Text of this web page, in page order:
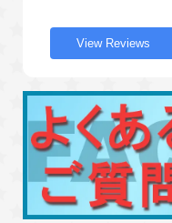
View Reviews